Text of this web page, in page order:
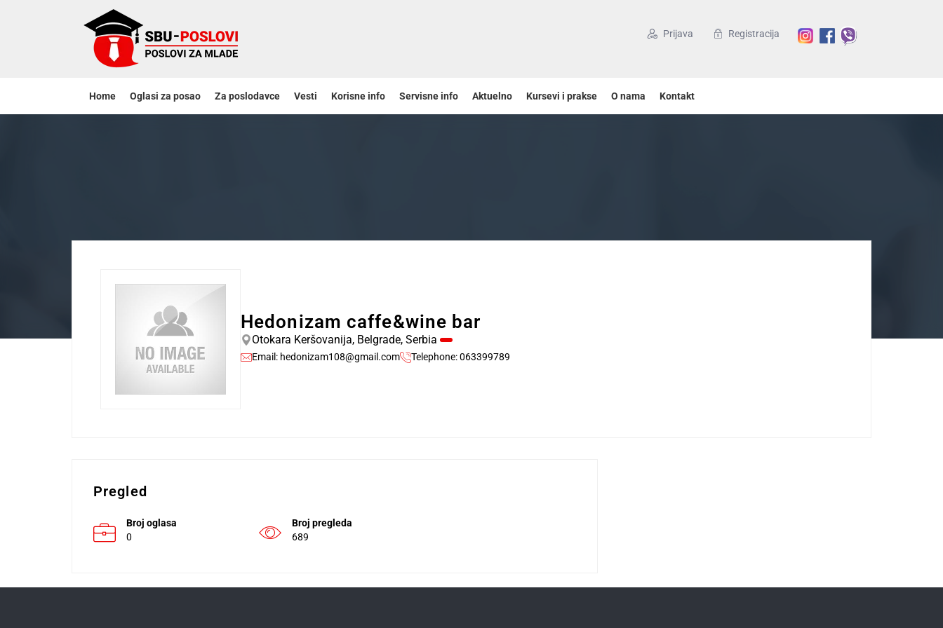
Prijava Registracija
Home Oglasi za posao Za poslodavce Vesti Korisne info Servisne info Aktuelno Kursevi i prakse O nama Kontakt
Hedonizam caffe&wine bar
Otokara Keršovanija, Belgrade, Serbia
Email: hedonizam108@gmail.com Telephone: 063399789
Pregled
Broj oglasa
0
Broj pregleda
689